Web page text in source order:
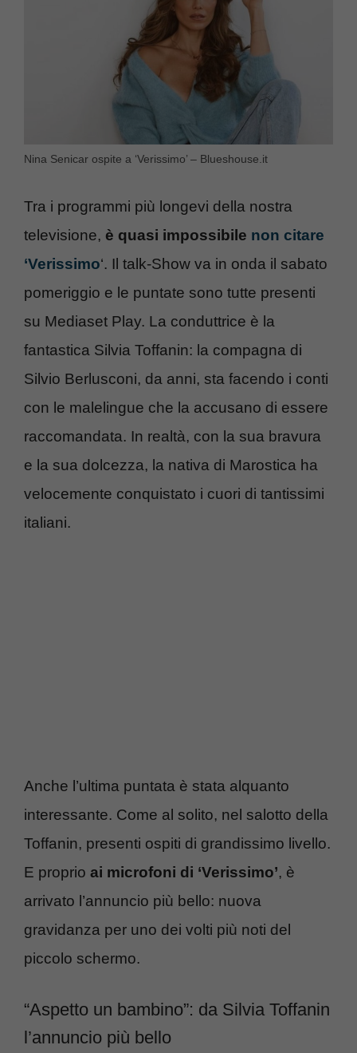
Nina Senicar ospite a ‘Verissimo’ – Blueshouse.it
Tra i programmi più longevi della nostra
televisione, è quasi impossibile non citare
‘Verissimo‘. Il talk-Show va in onda il sabato
pomeriggio e le puntate sono tutte presenti
su Mediaset Play. La conduttrice è la
fantastica Silvia Toffanin: la compagna di
Silvio Berlusconi, da anni, sta facendo i conti
con le malelingue che la accusano di essere
raccomandata. In realtà, con la sua bravura
e la sua dolcezza, la nativa di Marostica ha
velocemente conquistato i cuori di tantissimi
italiani.
Anche l’ultima puntata è stata alquanto
interessante. Come al solito, nel salotto della
Toffanin, presenti ospiti di grandissimo livello.
E proprio ai microfoni di ‘Verissimo’, è
arrivato l’annuncio più bello: nuova
gravidanza per uno dei volti più noti del
piccolo schermo.
“Aspetto un bambino”: da Silvia Toffanin
l’annuncio più bello